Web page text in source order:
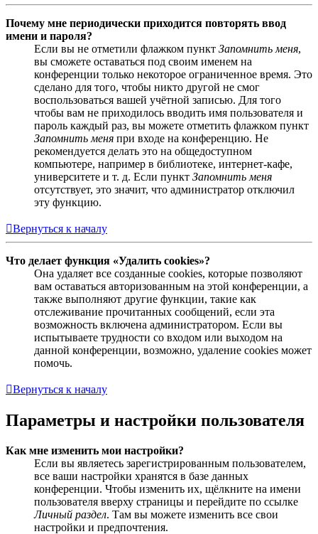
Почему мне периодически приходится повторять ввод
имени и пароля?
Если вы не отметили флажком пункт Запомнить меня,
вы сможете оставаться под своим именем на
конференции только некоторое ограниченное время. Это
сделано для того, чтобы никто другой не смог
воспользоваться вашей учётной записью. Для того
чтобы вам не приходилось вводить имя пользователя и
пароль каждый раз, вы можете отметить флажком пункт
Запомнить меня при входе на конференцию. Не
рекомендуется делать это на общедоступном
компьютере, например в библиотеке, интернет-кафе,
университете и т. д. Если пункт Запомнить меня
отсутствует, это значит, что администратор отключил
эту функцию.
Вернуться к началу
Что делает функция «Удалить cookies»?
Она удаляет все созданные cookies, которые позволяют
вам оставаться авторизованным на этой конференции, а
также выполняют другие функции, такие как
отслеживание прочитанных сообщений, если эта
возможность включена администратором. Если вы
испытываете трудности со входом или выходом на
данной конференции, возможно, удаление cookies может
помочь.
Вернуться к началу
Параметры и настройки пользователя
Как мне изменить мои настройки?
Если вы являетесь зарегистрированным пользователем,
все ваши настройки хранятся в базе данных
конференции. Чтобы изменить их, щёлкните на имени
пользователя вверху страницы и перейдите по ссылке
Личный раздел. Там вы можете изменить все свои
настройки и предпочтения.